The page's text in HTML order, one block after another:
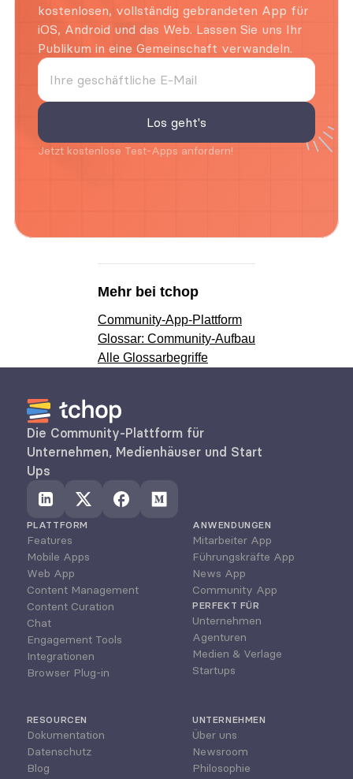
kostenlosen, vollständig gebrandeten App für
iOS, Android und das Web. Lassen Sie uns Ihr
Publikum in eine Gemeinschaft verwandeln.
Jetzt kostenlose Test-Apps anfordern!
Mehr bei tchop
Community-App-Plattform
Glossar: Community-Aufbau
Alle Glossarbegriffe
Die Community-Plattform für
Unternehmen, Medienhäuser und Start
Ups
PLATTFORM
Features
Mobile Apps
Web App
Content Management
Content Curation
Chat
Engagement Tools
Integrationen
Browser Plug-in
ANWENDUNGEN
Mitarbeiter App
Führungskräfte App
News App
Community App
PERFEKT FÜR
Unternehmen
Agenturen
Medien & Verlage
Startups
RESOURCEN
Dokumentation
Datenschutz
Blog
UNTERNEHMEN
Über uns
Newsroom
Philosophie